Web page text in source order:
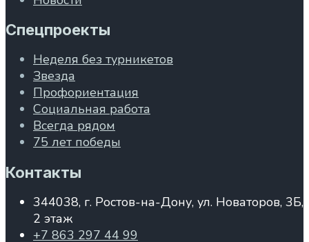
Спецпроекты
Неделя без турникетов
Звезда
Профориентация
Социальная работа
Всегда рядом
75 лет победы
Контакты
344038, г. Ростов-на-Дону, ул. Новаторов, 3Б,
2 этаж
+7 863 297 44 99